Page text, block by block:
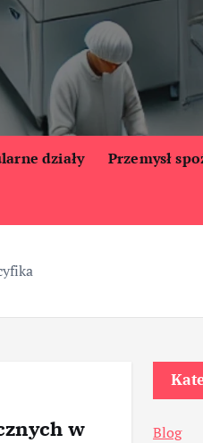
działy Przemysł
w
Blog